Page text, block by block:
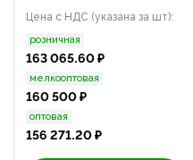
Цена с НДС (указана за шт):
розничная
163 065.60 ₽
мелкооптовая
160 500 ₽
оптовая
156 271.20 ₽